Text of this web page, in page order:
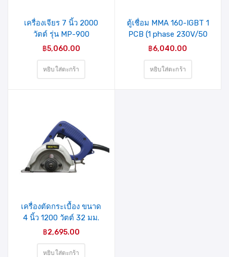
เครื่องเจียร 7 นิ้ว 2000
วัตต์ รุ่น MP-900
MIXPRO
฿5,060.00
หยิบใส่ตะกร้า
ตู้เชื่อม MMA 160-IGBT 1
PCB (1 phase 230V/50
HZ ) MIXPRO
1601)
฿6,040.00
หยิบใส่ตะกร้า
รายการ
เครื่องตัดกระเบื้อง ขนาด
4 นิ้ว 1200 วัตต์ 32 มม.
รุ่น MP-410 MIXPRO
฿2,695.00
หยิบใส่ตะกร้า